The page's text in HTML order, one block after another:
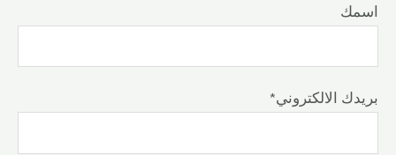
اسمك
*بريدك الالكتروني